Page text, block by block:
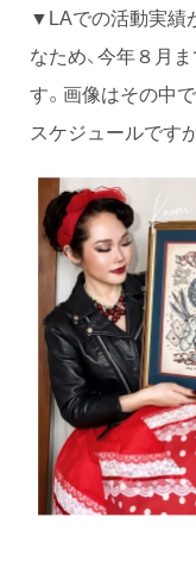
▼LAでの活動実績
なため、今年８月
す。画像はその中
スケジュールです